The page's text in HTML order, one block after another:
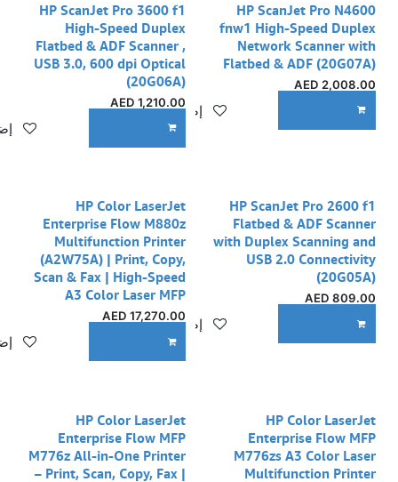
HP ScanJet Pro N4600
fnw1 High-Speed Duplex
Network Scanner with
Flatbed & ADF (20G07A)
2,008.00
إضافة إلى قائمة الأمنيات
HP ScanJet Pro 3600 f1
High-Speed Duplex
Flatbed & ADF Scanner ,
USB 3.0, 600 dpi Optical
(20G06A)
1,210.00
AED
HP ScanJet Pro 2600 f1
Flatbed & ADF Scanner
with Duplex Scanning and
USB 2.0 Connectivity
(20G05A)
809.00
إضافة إلى قائمة الأمنيات
HP Color LaserJet
Enterprise Flow M880z
Multifunction Printer
(A2W75A) | Print, Copy,
Scan & Fax | High-Speed
A3 Color Laser MFP
17,270.00
AED
HP Color LaserJet
Enterprise Flow MFP
M776zs A3 Color Laser
Multifunction Printer
HP Color LaserJet
Enterprise Flow MFP
M776z All-in-One Printer
– Print, Scan, Copy, Fax |